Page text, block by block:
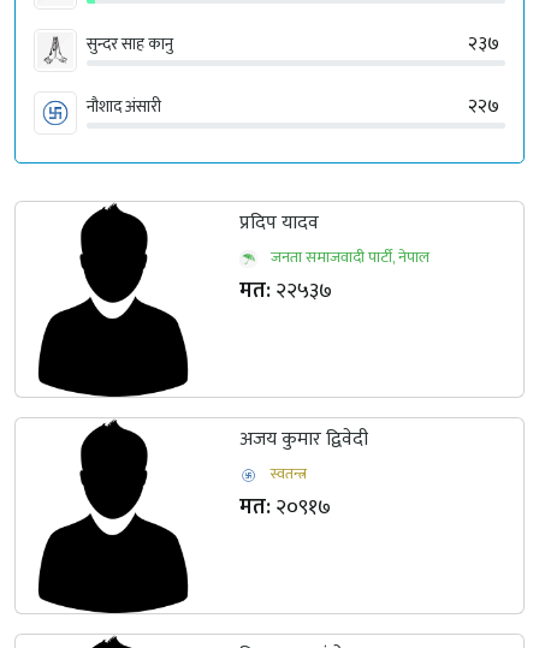
सुन्दर साह कानु २३७
नौशाद अंसारी २२७
प्रदिप यादव
जनता समाजवादी पार्टी, नेपाल
मत:२२५३७
अजय कुमार द्विवेदी
स्वतन्त्र
मत:२०९१७